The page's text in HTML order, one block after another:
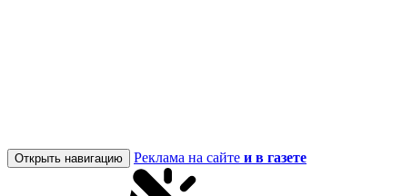
Открыть навигацию Реклама на сайте и в газете